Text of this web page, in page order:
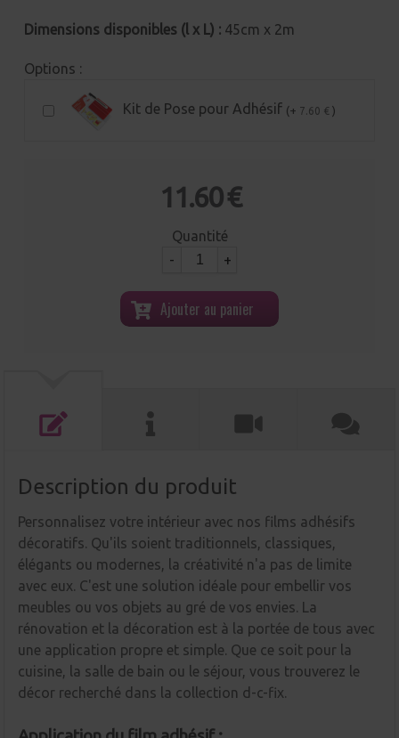
Dimensions disponibles (l x L) : 45cm x 2m
Options :
Kit de Pose pour Adhésif (+ 7.60 € )
11.60 €
Quantité
-
+
Ajouter au panier
Description du produit
Personnalisez votre intérieur avec nos films adhésifs
décoratifs. Qu'ils soient traditionnels, classiques,
élégants ou modernes, la créativité n'a pas de limite
avec eux. C'est une solution idéale pour embellir vos
meubles ou vos objets au gré de vos envies. La
rénovation et la décoration est à la portée de tous avec
une application propre et simple. Que ce soit pour la
cuisine, la salle de bain ou le séjour, vous trouverez le
décor recherché dans la collection d-c-fix.